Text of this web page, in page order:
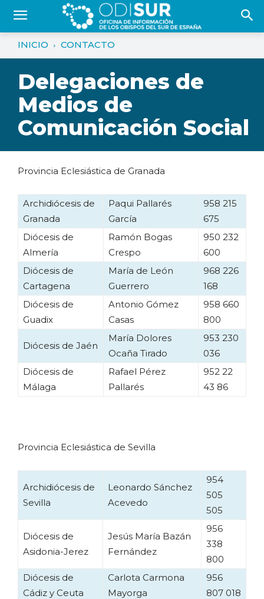
INICIO CONTACTO
Delegaciones de
Medios de
Comunicación Social
Provincia Eclesiástica de Granada
Archidiócesis de
Granada
Paqui Pallarés
García
958 215
675
Diócesis de
Almería
Ramón Bogas
Crespo
950 232
600
Diócesis de
Cartagena
María de León
Guerrero
968 226
168
Diócesis de
Guadix
Antonio Gómez
Casas
958 660
800
Diócesis de Jaén
María Dolores
Ocaña Tirado
953 230
036
Diócesis de
Málaga
Rafael Pérez
Pallarés
952 22
43 86
Provincia Eclesiástica de Sevilla
Archidiócesis de
Sevilla
Leonardo Sánchez
Acevedo
954
505
505
Diócesis de
Asidonia-Jerez
Jesús María Bazán
Fernández
956
338
800
Diócesis de
Cádiz y Ceuta
Carlota Carmona
Mayorga
956
807 018